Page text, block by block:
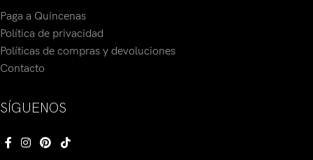
Paga a Quincenas
Política de privacidad
Políticas de compras y devoluciones
Contacto
SÍGUENOS